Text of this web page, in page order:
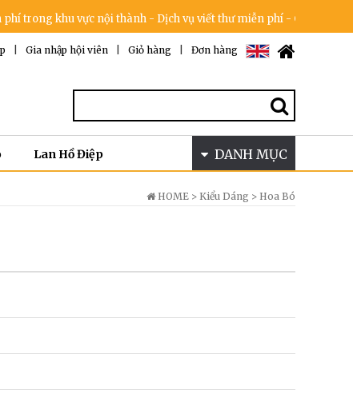
khu vực nội thành - Dịch vụ viết thư miễn phí - Cam kết không
Đơn hàng
Giỏ hàng
Gia nhập hội viên
Lan Hồ Điệp DANH MỤC
HOME > Kiểu Dáng > Hoa Bó